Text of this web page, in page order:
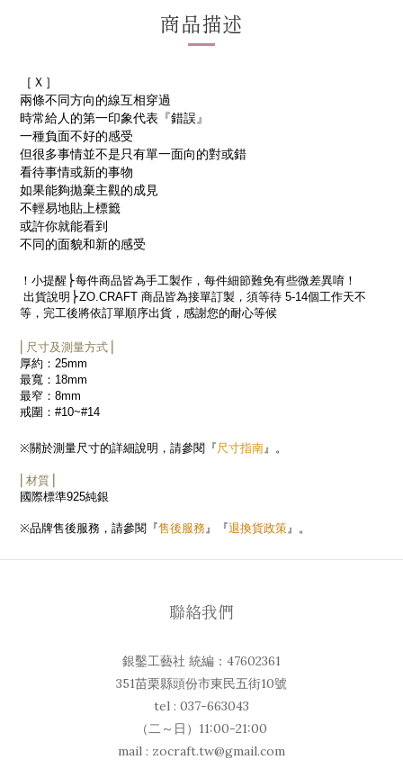
商品描述
［Ｘ］
兩條不同方向的線互相穿過
時常給人的第一印象代表『錯誤』
一種負面不好的感受
但很多事情並不是只有單一面向的對或錯
看待事情或新的事物
如果能夠拋棄主觀的成見
不輕易地貼上標籤
或許你就能看到
不同的面貌和新的感受
！小提醒 ⎬每件商品皆為手工製作，每件細節難免有些微差異唷！
出貨說明 ⎬ZO.CRAFT 商品皆為接單訂製，須等待 5-14個工作天不
等，完工後將依訂單順序出貨，感謝您的耐心等候
⎜尺寸及測量方式⎟
厚約： 25mm
最寬： 18mm
最窄： 8mm
戒圍： #10~#14
※關於測量尺寸的詳細說明，請參閱『尺寸指南』。
⎜材質⎟
國際標準925純銀
※品牌售後服務，請參閱『售後服務』『退換貨政策』。
聯絡我們
銀鑿工藝社 統編：47602361
351苗栗縣頭份市東民五街10號
tel : 037-663043
（二～日）11:00-21:00
mail : zocraft.tw@gmail.com